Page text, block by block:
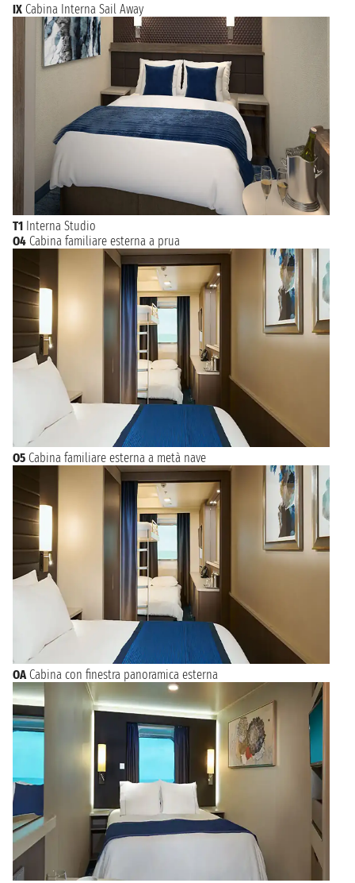
IX Cabina Interna Sail Away
T1 Interna Studio
O4 Cabina familiare esterna a prua
O5 Cabina familiare esterna a metà nave
OA Cabina con finestra panoramica esterna